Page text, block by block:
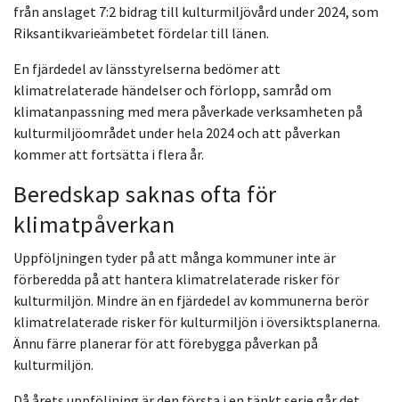
från anslaget 7:2 bidrag till kulturmiljövård under 2024, som
Riksantikvarieämbetet fördelar till länen.
En fjärdedel av länsstyrelserna bedömer att
klimatrelaterade händelser och förlopp, samråd om
klimatanpassning med mera påverkade verksamheten på
kulturmiljöområdet under hela 2024 och att påverkan
kommer att fortsätta i flera år.
Beredskap saknas ofta för
klimatpåverkan
Uppföljningen tyder på att många kommuner inte är
förberedda på att hantera klimatrelaterade risker för
kulturmiljön. Mindre än en fjärdedel av kommunerna berör
klimatrelaterade risker för kulturmiljön i översiktsplanerna.
Ännu färre planerar för att förebygga påverkan på
kulturmiljön.